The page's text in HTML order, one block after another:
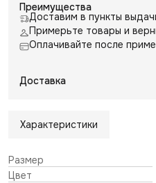
Преимущества
Доставим в пункты
Примерьте товары и
Оплачивайте после
Доставка
Характеристики
Размер
Цвет